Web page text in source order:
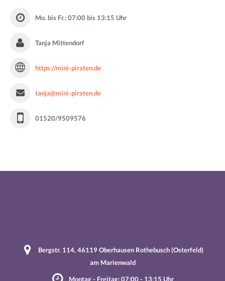
Mo. bis Fr.: 07:00 bis 13:15 Uhr
Tanja Mittendorf
https://mini-piraten.de
tanja@mini-piraten.de
01520/9509576
Bergstr. 114, 46119 Oberhausen Rothebusch (Osterfeld)
am Marienwald
Montag - Freitag: 07:00 - 13:15 Uhr